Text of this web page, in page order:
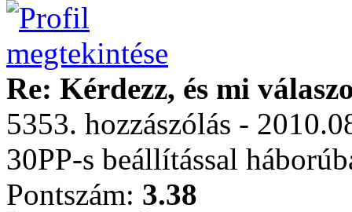
Re: Kérdezz, és mi
5353. hozzászólás -
30PP-s beállítással
Pontszám: 3.38